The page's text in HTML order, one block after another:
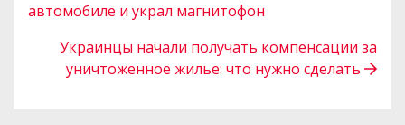
автомобиле и украл магнитофон
Украинцы начали получать компенсации за
уничтоженное жилье: что нужно сделать